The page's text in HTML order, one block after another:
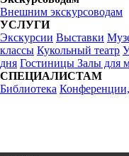
Внешним экскурсоводам
УСЛУГИ
Экскурсии Выставки
классы Кукольный театр
дня Гостиницы Залы для
СПЕЦИАЛИСТАМ
Библиотека